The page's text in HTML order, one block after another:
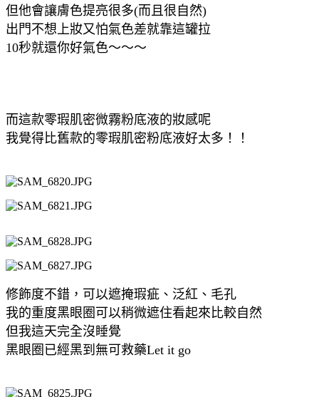
但他會讓膚色提亮很多(而且很自然)
出門不想上妝又怕氣色差就靠這罐拉
10秒就還你好氣色～～～
而這款零瑕肌密微霧粉底液的妝感呢
我覺得比舊款的零瑕肌密粉底液好太多！！
修飾度不錯，可以遮掩瑕疵、泛紅、毛孔
我的重度黑眼圈可以稍微遮住看起來比較自然
但我這天完全沒睡覺
黑眼圈已經黑到無可救藥Let it go